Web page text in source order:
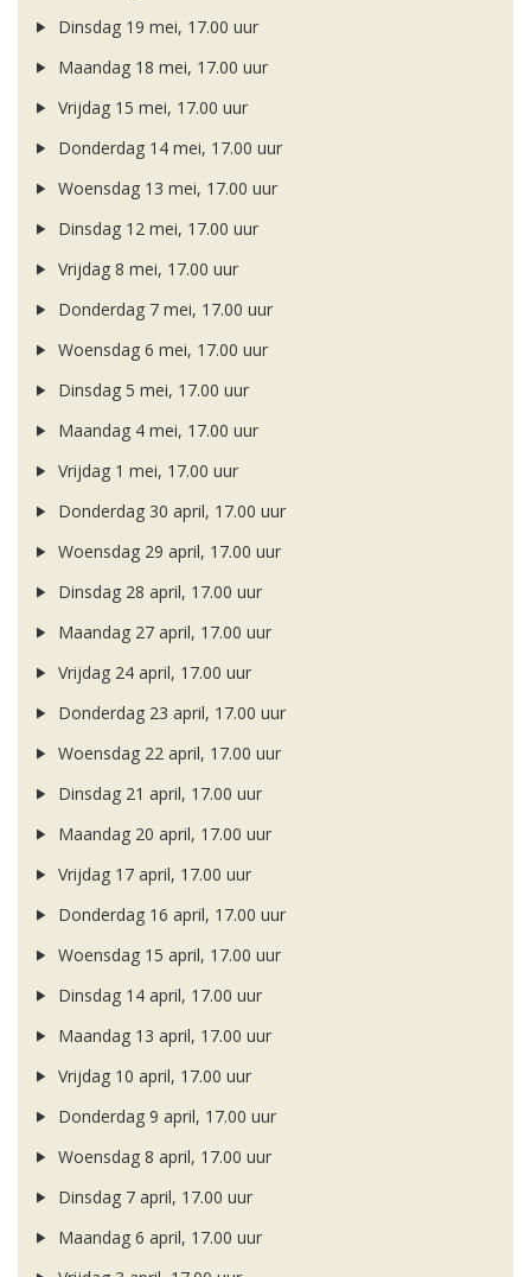
Dinsdag 19 mei, 17.00 uur
Maandag 18 mei, 17.00 uur
Vrijdag 15 mei, 17.00 uur
Donderdag 14 mei, 17.00 uur
Woensdag 13 mei, 17.00 uur
Dinsdag 12 mei, 17.00 uur
Vrijdag 8 mei, 17.00 uur
Donderdag 7 mei, 17.00 uur
Woensdag 6 mei, 17.00 uur
Dinsdag 5 mei, 17.00 uur
Maandag 4 mei, 17.00 uur
Vrijdag 1 mei, 17.00 uur
Donderdag 30 april, 17.00 uur
Woensdag 29 april, 17.00 uur
Dinsdag 28 april, 17.00 uur
Maandag 27 april, 17.00 uur
Vrijdag 24 april, 17.00 uur
Donderdag 23 april, 17.00 uur
Woensdag 22 april, 17.00 uur
Dinsdag 21 april, 17.00 uur
Maandag 20 april, 17.00 uur
Vrijdag 17 april, 17.00 uur
Donderdag 16 april, 17.00 uur
Woensdag 15 april, 17.00 uur
Dinsdag 14 april, 17.00 uur
Maandag 13 april, 17.00 uur
Vrijdag 10 april, 17.00 uur
Donderdag 9 april, 17.00 uur
Woensdag 8 april, 17.00 uur
Dinsdag 7 april, 17.00 uur
Maandag 6 april, 17.00 uur